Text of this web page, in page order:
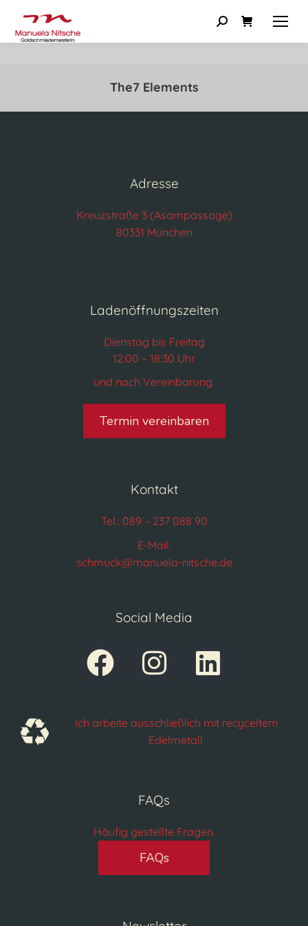
The7 Elements
Adresse
Kreuzstraße 3 (Asampassage)
80331 München
Ladenöffnungszeiten
Dienstag bis Freitag
12:00 – 18:30 Uhr
und nach Vereinbarung.
Termin vereinbaren
Kontakt
Tel.: 089 – 237 088 90
E-Mail:
schmuck@manuela-nitsche.de
Social Media
Ich arbeite ausschließlich mit recyceltem
Edelmetall.
FAQs
Häufig gestellte Fragen.
FAQs